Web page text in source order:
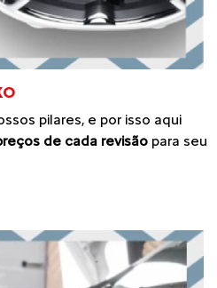
pilares, e por isso aqui
de cada revisão para seu